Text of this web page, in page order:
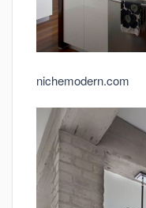
nichemodern.com